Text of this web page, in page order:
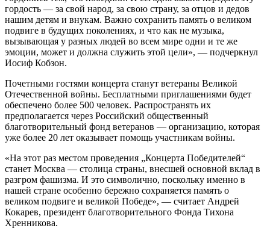
гордость — за свой народ, за свою страну, за отцов и дедов
нашим детям и внукам. Важно сохранить память о великом
подвиге в будущих поколениях, и что как не музыка,
вызывающая у разных людей во всем мире одни и те же
эмоции, может и должна служить этой цели», — подчеркнул
Иосиф Кобзон.
Почетными гостями концерта станут ветераны Великой
Отечественной войны. Бесплатными приглашениями будет
обеспечено более 500 человек. Распространять их
предполагается через Российский общественный
благотворительный фонд ветеранов — организацию, которая
уже более 20 лет оказывает помощь участникам войны.
«На этот раз местом проведения „Концерта Победителей“
станет Москва — столица страны, внесшей основной вклад в
разгром фашизма. И это символично, поскольку именно в
нашей стране особенно бережно сохраняется память о
великом подвиге и великой Победе», — считает Андрей
Кокарев, президент благотворительного Фонда Тихона
Хренникова.